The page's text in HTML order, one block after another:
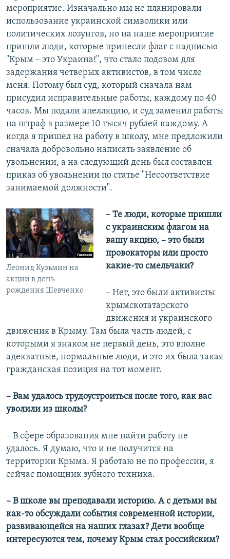
мероприятие. Изначально мы не планировали
использование украинской символики или
политических лозунгов, но на наше мероприятие
пришли люди, которые принесли флаг с надписью
"Крым – это Украина!", что стало подовом для
задержания четверых активистов, в том числе
меня. Потому был суд, который сначала нам
присудил исправительные работы, каждому по 40
часов. Мы подали апелляцию, и суд заменил работы
на штраф в размере 10 тысяч рублей каждому. А
когда я пришел на работу в школу, мне предложили
сначала добровольно написать заявление об
увольнении, а на следующий день был составлен
приказ об увольнении по статье "Несоответствие
занимаемой должности".
Леонид Кузьмин на
акции в день
рождения Шевченко
– Те люди, которые пришли
с украинским флагом на
вашу акцию, – это были
провокаторы или просто
какие-то смельчаки?
– Нет, это были активисты
крымскотатарского
движения и украинского
движения в Крыму. Там была часть людей, с
которыми я знаком не первый день, это вполне
адекватные, нормальные люди, и это их была такая
гражданская позиция на тот момент.
– Вам удалось трудоустроиться после того, как вас
уволили из школы?
– В сфере образования мне найти работу не
удалось. Я думаю, что и не получится на
территории Крыма. Я работаю не по профессии, я
сейчас помощник зубного техника.
– В школе вы преподавали историю. А с детьми вы
как-то обсуждали события современной истории,
развивающейся на наших глазах? Дети вообще
интересуются тем, почему Крым стал российским?